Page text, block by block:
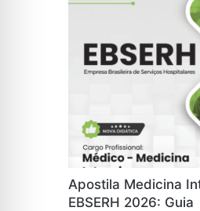
Apostila Medicina
EBSERH 2026: Guia